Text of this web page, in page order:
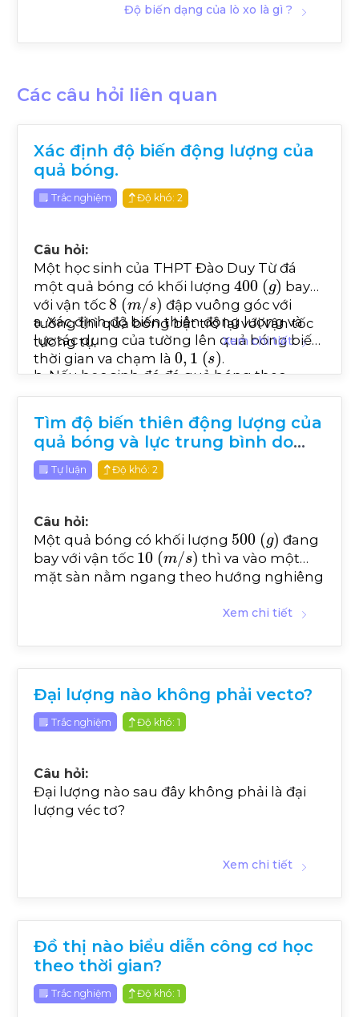
Độ biến dạng của lò xo là gì ?
Các câu hỏi liên quan
Xác định độ biến động lượng của
quả bóng.
Trắc nghiệm Độ khó: 2
Câu hỏi:
Một học sinh của THPT Đào Duy Từ đá
một quả bóng có khối lượng 400 g bay
với vận tốc 8 m/s
đập vuông góc với
tường thì quả bóng bật trở lại với vận tốc
tương tự.
a. Xác định độ biến thiên động lượng và
lực tác dụng của tường lên quả bóng biết
thời gian va chạm là 0,1 s
.
b. Nếu học sinh đó đá quả bóng theo
phương hợp với tường một góc 60° thì
quả bóng bật ra với góc tương tự thì lực
tác dụng thay đổi thế nào?
Xem chi tiết
Tìm độ biến thiên động lượng của
quả bóng và lực trung bình do
sàn tác dụng lên bóng.
Tự luận Độ khó: 2
Câu hỏi:
Một quả bóng có khối lượng 500 g đang
bay với vận tốc 10 m/s
thì va vào một
mặt sàn nằm ngang theo hướng nghiêng
theo hướng
va chạm là
. Xét trường hợp sau:
Xem chi tiết
Đại lượng nào không phải vecto?
Trắc nghiệm Độ khó: 1
Câu hỏi:
Đại lượng nào sau đây không phải là đại
lượng véc tơ?
Xem chi tiết
Đồ thị nào biểu diễn công cơ học
theo thời gian?
Trắc nghiệm Độ khó: 1